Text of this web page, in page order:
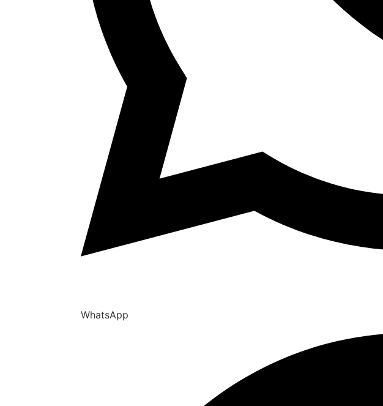
WhatsApp